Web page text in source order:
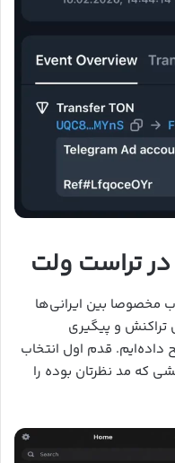
تراست ولت
بین ایرانی‌ها
و پیگیری
داده‌ایم. قدم اول انتخاب
که مد نظرتان بوده را